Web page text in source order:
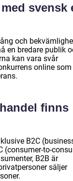
svensk
och
en bredare publik
kan vara svår
online som
finns
B2C
(consumer-to-
B2B är
säljer